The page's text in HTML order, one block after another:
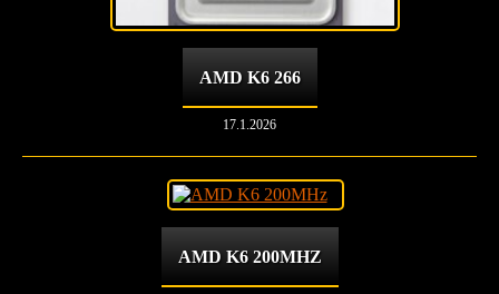
AMD K6 266
17.1.2026
AMD K6 200MHZ